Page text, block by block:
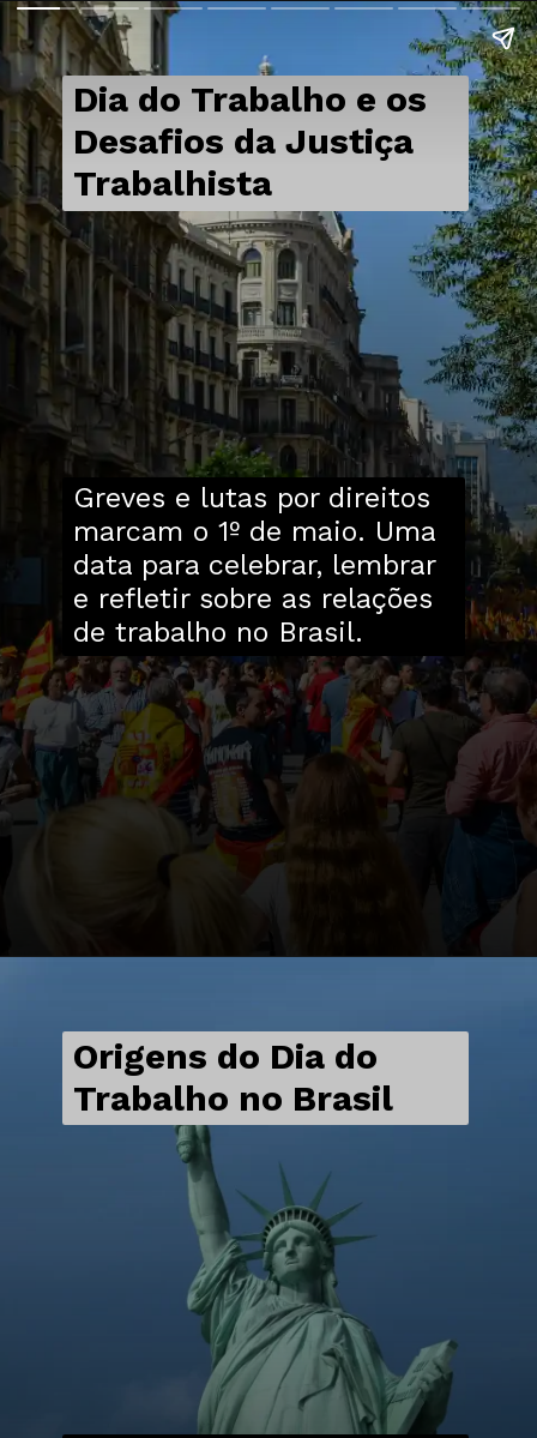
Dia do Trabalho e os
Desafios da Justiça
Trabalhista
Greves e lutas por direitos
marcam o 1º de maio. Uma
data para celebrar, lembrar
e refletir sobre as relações
de trabalho no Brasil.
Origens do Dia do
Trabalho no Brasil